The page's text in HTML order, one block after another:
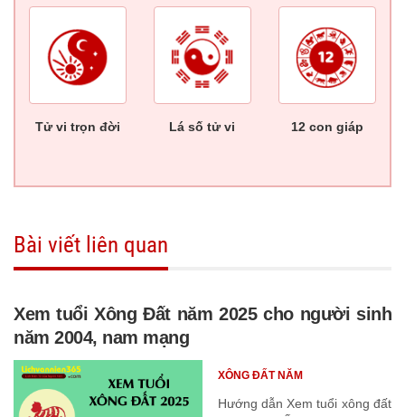
Tử vi trọn đời Lá số tử vi 12 con giáp
Bài viết liên quan
Xem tuổi Xông Đất năm 2025 cho người sinh
năm 2004, nam mạng
Hướng dẫn Xem tuổi xông đất
XÔNG ĐẤT NĂM